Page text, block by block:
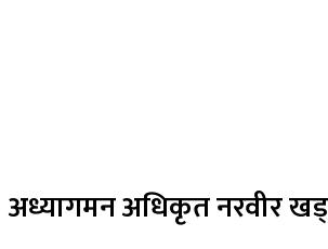
अध्यागमन अधिकृत नरवीर